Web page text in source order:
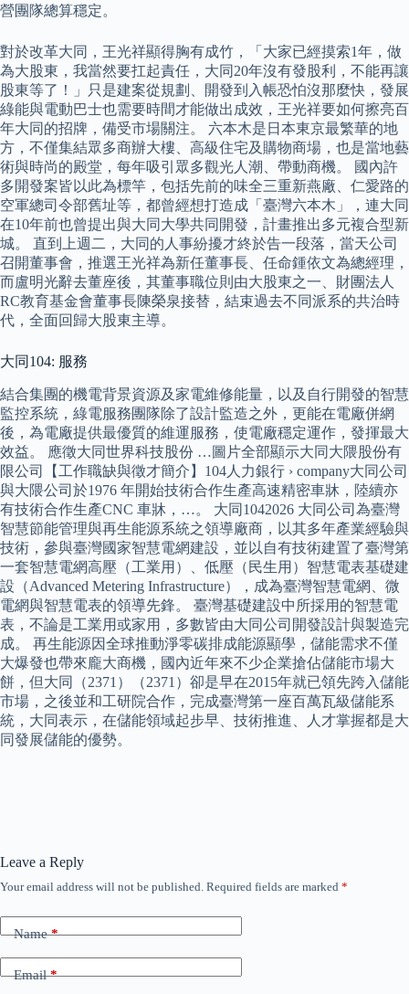
營團隊總算穩定。
對於改革大同，王光祥顯得胸有成竹，「大家已經摸索1年，做
為大股東，我當然要扛起責任，大同20年沒有發股利，不能再讓
股東等了！」只是建案從規劃、開發到入帳恐怕沒那麼快，發展
綠能與電動巴士也需要時間才能做出成效，王光祥要如何擦亮百
年大同的招牌，備受市場關注。 六本木是日本東京最繁華的地
方，不僅集結眾多商辦大樓、高級住宅及購物商場，也是當地藝
術與時尚的殿堂，每年吸引眾多觀光人潮、帶動商機。 國內許
多開發案皆以此為標竿，包括先前的味全三重新燕廠、仁愛路的
空軍總司令部舊址等，都曾經想打造成「臺灣六本木」，連大同
在10年前也曾提出與大同大學共同開發，計畫推出多元複合型新
城。 直到上週二，大同的人事紛擾才終於告一段落，當天公司
召開董事會，推選王光祥為新任董事長、任命鍾依文為總經理，
而盧明光辭去董座後，其董事職位則由大股東之一、財團法人
RC教育基金會董事長陳榮泉接替，結束過去不同派系的共治時
代，全面回歸大股東主導。
大同104: 服務
結合集團的機電背景資源及家電維修能量，以及自行開發的智慧
監控系統，綠電服務團隊除了設計監造之外，更能在電廠併網
後，為電廠提供最優質的維運服務，使電廠穩定運作，發揮最大
效益。 應徵大同世界科技股份 …圖片全部顯示大同大隈股份有
限公司【工作職缺與徵才簡介】104人力銀行 › company大同公司
與大隈公司於1976 年開始技術合作生產高速精密車牀，陸續亦
有技術合作生產CNC 車牀，…。 大同1042026 大同公司為臺灣
智慧節能管理與再生能源系統之領導廠商，以其多年產業經驗與
技術，參與臺灣國家智慧電網建設，並以自有技術建置了臺灣第
一套智慧電網高壓（工業用）、低壓（民生用）智慧電表基礎建
設（Advanced Metering Infrastructure），成為臺灣智慧電網、微
電網與智慧電表的領導先鋒。 臺灣基礎建設中所採用的智慧電
表，不論是工業用或家用，多數皆由大同公司開發設計與製造完
成。 再生能源因全球推動淨零碳排成能源顯學，儲能需求不僅
大爆發也帶來龐大商機，國內近年來不少企業搶佔儲能市場大
餅，但大同（2371）（2371）卻是早在2015年就已領先跨入儲能
市場，之後並和工研院合作，完成臺灣第一座百萬瓦級儲能系
統，大同表示，在儲能領域起步早、技術推進、人才掌握都是大
同發展儲能的優勢。
Leave a Reply
Your email address will not be published. Required fields are marked *
Name*
Email*